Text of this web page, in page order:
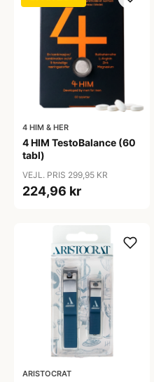
4 HIM & HER
4 HIM TestoBalance (60
tabl)
VEJL. PRIS 299,95 KR
224,96 kr
ARISTOCRAT